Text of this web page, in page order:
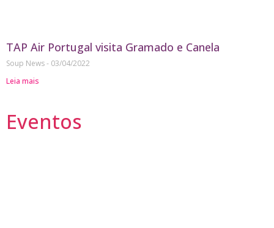
TAP Air Portugal visita Gramado e Canela
Soup News
03/04/2022
Leia mais
Eventos